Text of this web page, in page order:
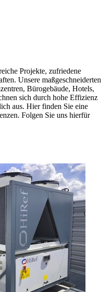
Projekte, zufriedene
Unsere maßgeschneiderten
Bürogebäude, Hotels,
sich durch hohe Effizienz
aus. Hier finden Sie eine
Folgen Sie uns hierfür